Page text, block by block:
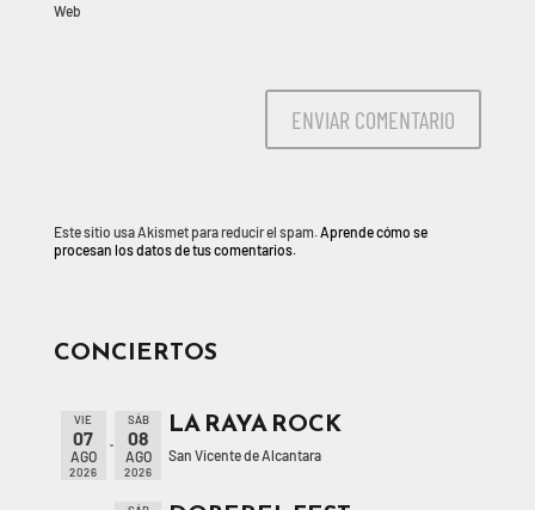
Web
Este sitio usa Akismet para reducir el spam.Aprende cómo se
procesan los datos de tus comentarios.
CONCIERTOS
VIE
07
AGO
2026
SÁB
08
AGO
2026
LA RAYA ROCK
San Vicente de Alcantara